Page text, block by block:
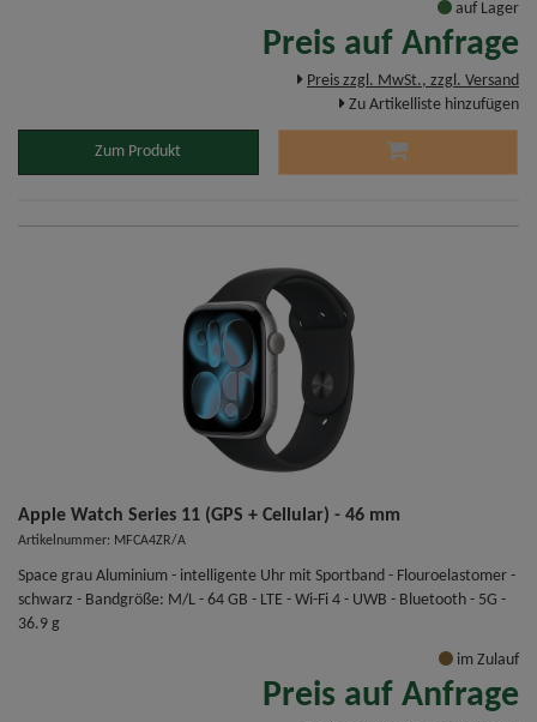
auf Lager
Preis auf Anfrage
Preis zzgl. MwSt., zzgl. Versand
Zu Artikelliste hinzufügen
Zum Produkt
Apple Watch Series 11 (GPS + Cellular) - 46 mm
Artikelnummer: MFCA4ZR/A
Space grau Aluminium - intelligente Uhr mit Sportband - Flouroelastomer -
schwarz - Bandgröße: M/L - 64 GB - LTE - Wi-Fi 4 - UWB - Bluetooth - 5G -
36.9 g
im Zulauf
Preis auf Anfrage